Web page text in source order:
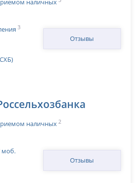
наличных
3
Отзывы
наличных 2
моб.
Отзывы